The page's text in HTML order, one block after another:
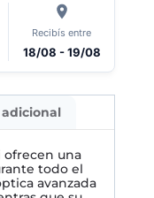
Recibís entre
18/08 - 19/08
ofrecen una
todo el
avanzada